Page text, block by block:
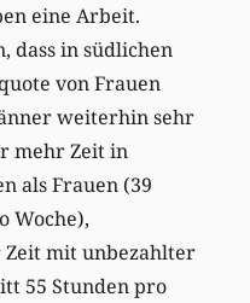
eine Arbeit.
dass in südlichen
von Frauen
weiterhin sehr
mehr Zeit in
als Frauen (39
Woche),
mit unbezahlter
55 Stunden pro